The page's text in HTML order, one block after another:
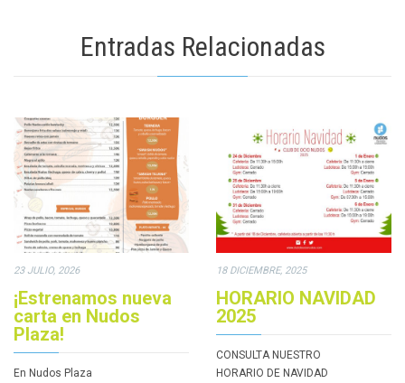
Entradas Relacionadas
23 JULIO, 2026
¡Estrenamos nueva
carta en Nudos
Plaza!
En Nudos Plaza
18 DICIEMBRE, 2025
HORARIO NAVIDAD
2025
CONSULTA NUESTRO
HORARIO DE NAVIDAD